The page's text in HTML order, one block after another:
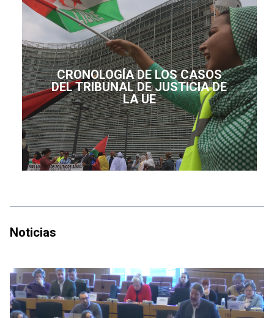
CRONOLOGÍA DE LOS CASOS
DEL TRIBUNAL DE JUSTICIA DE
LA UE
Noticias